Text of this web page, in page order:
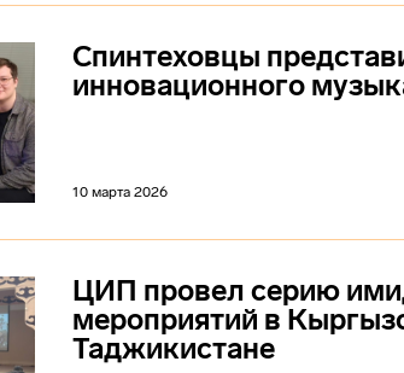
Спинтеховцы
инновационного
10 марта 2026
ЦИП провел серию
мероприятий в
Таджикистане